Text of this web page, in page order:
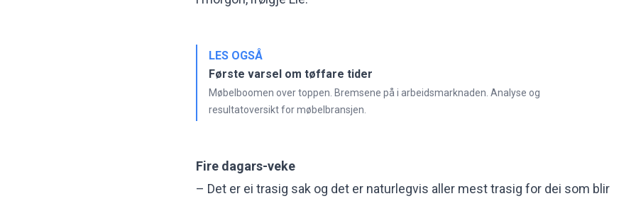
LES OGSÅ
Første varsel om tøffare tider
Møbelboomen over toppen. Bremsene på i arbeidsmarknaden. Analyse og
resultatoversikt for møbelbransjen.
Fire dagars-veke
– Det er ei trasig sak og det er naturlegvis aller mest trasig for dei som blir